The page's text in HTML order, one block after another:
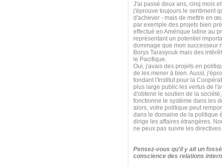
J'ai passé deux ans, cinq mois
j'éprouve toujours le sentiment
d'achever - mais de mettre en
par exemple des projets bien
effectué en Amérique latine au
représentant un potentiel
dommage que mon successeur
Borys Tarasyouk mais des
le Pacifique.
Oui, j'avais des projets en
de les mener à bien. Aussi,
fondant l'Institut pour la
plus large public les vertus de
d'obtenir le soutien de la
fonctionne le système dans les
alors, votre politique peut
dans le domaine de la politique
dirige les affaires étrangères.
ne peux pas suivre les
Pensez-vous qu'il y ait un
conscience des relations